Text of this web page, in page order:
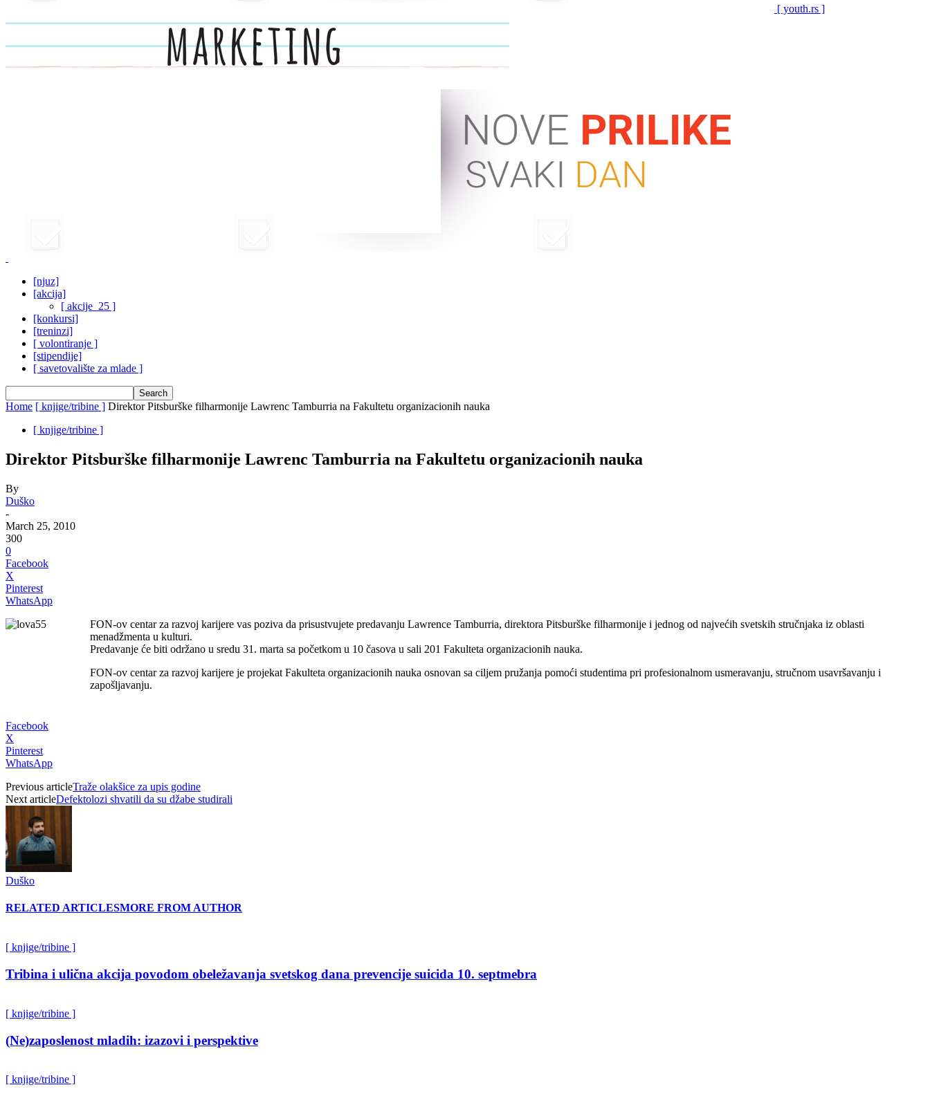
[ youth.rs ]
[njuz]
[akcija]
[ akcije_25 ]
[konkursi]
[treninzi]
[ volontiranje ]
[stipendije]
[ savetovalište za mlade ]
Home [ knjige/tribine ] Direktor Pitsburške filharmonije Lawrenc Tamburria na Fakultetu organizacionih nauka
[ knjige/tribine ]
Direktor Pitsburške filharmonije Lawrenc Tamburria na Fakultetu organizacionih nauka
By
Duško
-
March 25, 2010
300
0
Facebook
X
Pinterest
WhatsApp
FON-ov centar za razvoj karijere vas poziva da prisustvujete predavanju Lawrence Tamburria, direktora Pitsburške filharmonije i jednog od najvećih svetskih stručnjaka iz oblasti
menadžmenta u kulturi.
Predavanje će biti održano u sredu 31. marta sa početkom u 10 časova u sali 201 Fakulteta organizacionih nauka.
FON-ov centar za razvoj karijere je projekat Fakulteta organizacionih nauka osnovan sa ciljem pružanja pomoći studentima pri profesionalnom usmeravanju, stručnom usavršavanju i
zapošljavanju.
Facebook
X
Pinterest
WhatsApp
Previous articleTraže olakšice za upis godine
Next articleDefektolozi shvatili da su džabe studirali
Duško
RELATED ARTICLESMORE FROM AUTHOR
[ knjige/tribine ]
Tribina i ulična akcija povodom obeležavanja svetskog dana prevencije suicida 10. septmebra
[ knjige/tribine ]
(Ne)zaposlenost mladih: izazovi i perspektive
[ knjige/tribine ]